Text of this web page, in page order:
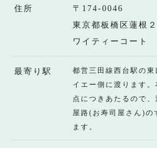
住所
〒174-0046
東京都板橋区蓮根
ワイティーコート
最寄り駅
都営三田線西台駅の
イエー側に渡ります
点につきあたるので
屋路(お寿司屋さん)の
ます。